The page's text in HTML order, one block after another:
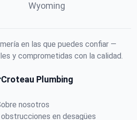
Wyoming
en las que puedes confiar —
y comprometidas con la calidad.
Croteau Plumbing
nosotros
en desagües